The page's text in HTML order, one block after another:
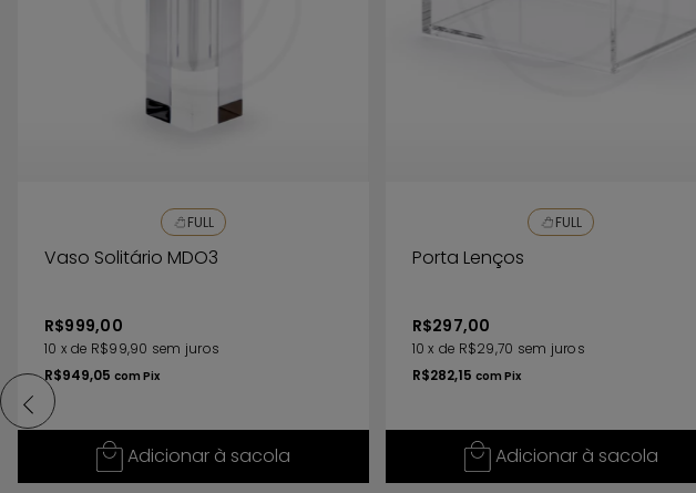
da peça, o ideal é que se utilize apenas uma
bucha macia com detergente neutro,
enxague com água e seque com um pano
FULL
Vaso Solitário MDO3
R$999,00
10 xde R$99,90 sem juros
R$949,05 com Pix
Adicionar à sacola
FULL
Porta Lenços
R$297,00
10 x de R$29,70 sem juros
R$282,15 com Pix
Adicionar à sacola